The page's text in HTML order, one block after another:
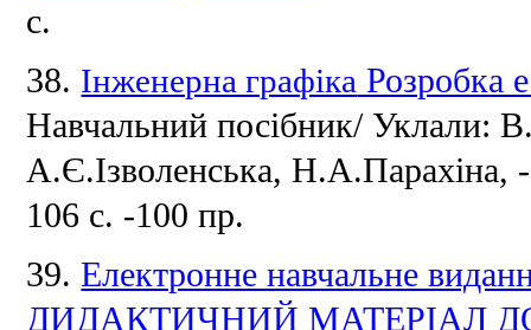
с.
38. Інженерна графіка Розробка
Навчальний посібник/ Уклали:
А.Є.Ізволенська,
106 с. -100 пр.
39.Електронне навчальне
ДИДАКТИЧНИЙ МАТЕРІАЛ